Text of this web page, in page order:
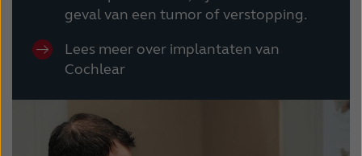
geval van een tumor of verstopping.
Lees meer over implantaten van
Cochlear